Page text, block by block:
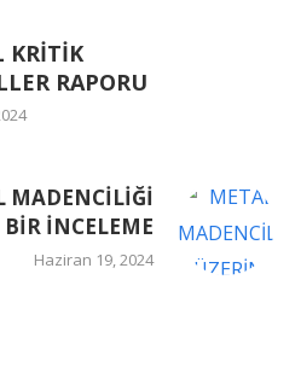
KRİTİK
RAPORU
MADENCİLİĞİ
İNCELEME
Haziran 19, 2024